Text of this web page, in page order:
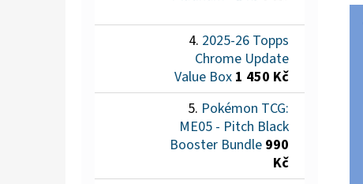
2025-26 Topps
Chrome Update
Value Box 1 450 Kč
Pokémon TCG:
ME05 - Pitch Black
Booster Bundle 990
Kč